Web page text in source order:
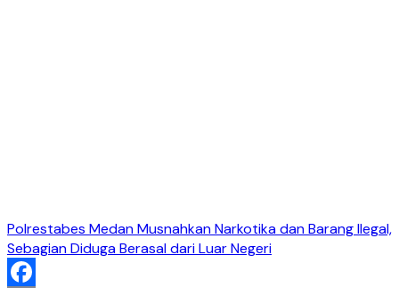
Polrestabes Medan Musnahkan Narkotika dan Barang Ilegal,
Sebagian Diduga Berasal dari Luar Negeri